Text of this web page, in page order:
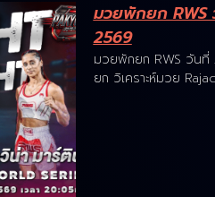
มวยพักยก RWS
2569
มวยพักยก RWS วัน
ยก วิเคราะห์มวย